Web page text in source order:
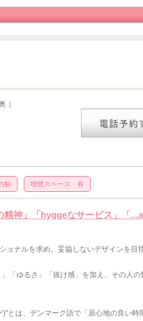
］
制 喫煙スペース 有
精神」「hyggeなサービス」「
ョナルを求め、妥協しないデザインを目
「ゆるさ」「抜け感」を加え、その人の
)"とは、デンマーク語で「居心地の良い時